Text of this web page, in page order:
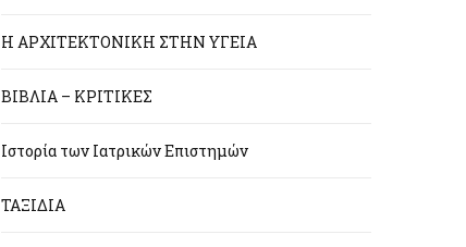
Η ΑΡΧΙΤΕΚΤΟΝΙΚΗ ΣΤΗΝ ΥΓΕΙΑ
ΒΙΒΛΙΑ – ΚΡΙΤΙΚΕΣ
Ιστορία των Ιατρικών Επιστημών
ΤΑΞΙΔΙΑ